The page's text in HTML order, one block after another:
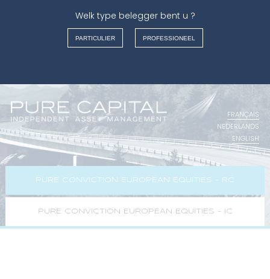
ASSET MANAGEMENT
: Undefined array key "Max" in
/var/www/vhosts/purecapital.eu/httpdocs/wm-
content/content_page.php
on line348
FRANÇAIS
NEDERLANDS
ENGLISH
ITALIANO
PURE CONVICTION EUROPEAN EQUITIES - RC
PURE CONVICTION EUROPEAN EQUITIES - IC
Welk type belegger bent u ?
PARTICULIER PROFESSIONEEL